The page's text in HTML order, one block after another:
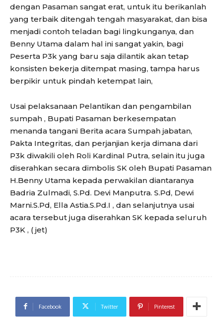
dengan Pasaman sangat erat, untuk itu berikanlah
yang terbaik ditengah tengah masyarakat, dan bisa
menjadi contoh teladan bagi lingkunganya, dan
Benny Utama dalam hal ini sangat yakin, bagi
Peserta P3k yang baru saja dilantik akan tetap
konsisten bekerja ditempat masing, tampa harus
berpikir untuk pindah ketempat lain,
Usai pelaksanaan Pelantikan dan pengambilan
sumpah , Bupati Pasaman berkesempatan
menanda tangani Berita acara Sumpah jabatan,
Pakta Integritas, dan perjanjian kerja dimana dari
P3k diwakili oleh Roli Kardinal Putra, selain itu juga
diserahkan secara dimbolis SK oleh Bupati Pasaman
H.Benny Utama kepada perwakilan diantaranya
Badria Zulmadi, S.Pd. Devi Manputra. S.Pd, Dewi
Marni.S.Pd, Ella Astia.S.Pd.I , dan selanjutnya usai
acara tersebut juga diserahkan SK kepada seluruh
P3K , ( jet)
Facebook Twitter Pinterest